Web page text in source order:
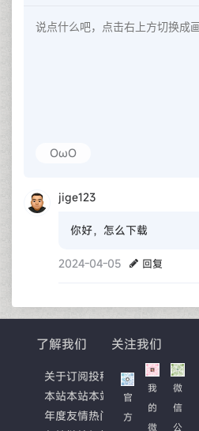
OωO
jige123
你好，怎么下载
2024-04-05 回复
了解我们
关于
本站
订阅
本站
投稿
本站
年度友情热门
关注我们
官
方
我
的
微
微
信
公